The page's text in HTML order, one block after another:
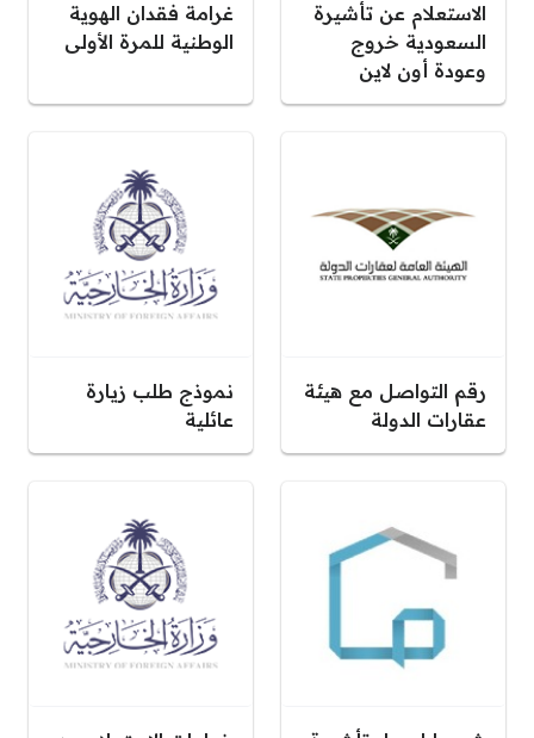
الاستعلام عن تأشيرة
السعودية خروج
وعودة أون لاين
غرامة فقدان الهوية
الوطنية للمرة الأولى
رقم التواصل مع هيئة
عقارات الدولة
نموذج طلب زيارة
عائلية